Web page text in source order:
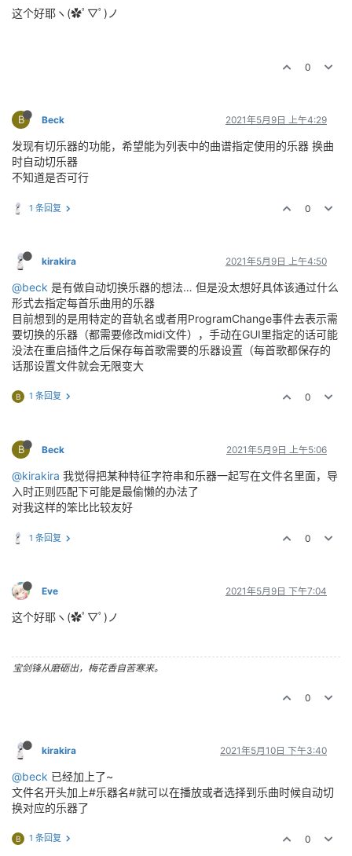
这个好耶ヽ(✿ﾟ▽ﾟ)ノ
0
B Beck 2021年5月9日 上午4:29
发现有切乐器的功能，希望能为列表中的曲谱指定使用的乐器 换曲
时自动切乐器
不知道是否可行
1 条回复 0
kirakira 2021年5月9日 上午4:50
@beck 是有做自动切换乐器的想法… 但是没太想好具体该通过什么
形式去指定每首乐曲用的乐器
目前想到的是用特定的音轨名或者用ProgramChange事件去表示需
要切换的乐器（都需要修改midi文件），手动在GUI里指定的话可能
没法在重启插件之后保存每首歌需要的乐器设置（每首歌都保存的
话那设置文件就会无限变大
B 1 条回复 0
B Beck 2021年5月9日 上午5:06
@kirakira 我觉得把某种特征字符串和乐器一起写在文件名里面，导
入时正则匹配下可能是最偷懒的办法了
对我这样的笨比比较友好
1 条回复 0
Eve 2021年5月9日 下午7:04
这个好耶ヽ(✿ﾟ▽ﾟ)ノ
宝剑锋从磨砺出，梅花香自苦寒来。
0
kirakira 2021年5月10日 下午3:40
@beck 已经加上了~
文件名开头加上#乐器名#就可以在播放或者选择到乐曲时候自动切
换对应的乐器了
B 1 条回复 0